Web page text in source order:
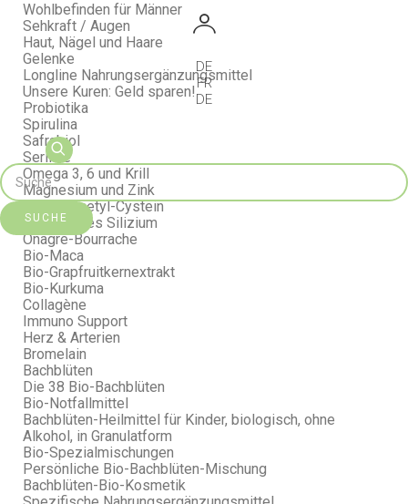
DE
FR
DE
SUCHE
Wohlbefinden für Männer
Sehkraft / Augen
Haut, Nägel und Haare
Gelenke
Longline Nahrungsergänzungsmittel
Unsere Kuren: Geld sparen!
Probiotika
Spirulina
Safrabiol
Seriline
Omega 3, 6 und Krill
Magnesium und Zink
NAC N-Acetyl-Cystein
Organisches Silizium
Onagre-Bourrache
Bio-Maca
Bio-Grapfruitkernextrakt
Bio-Kurkuma
Collagène
Immuno Support
Herz & Arterien
Bromelain
Bachblüten
Die 38 Bio-Bachblüten
Bio-Notfallmittel
Bachblüten-Heilmittel für Kinder, biologisch, ohne
Alkohol, in Granulatform
Bio-Spezialmischungen
Persönliche Bio-Bachblüten-Mischung
Bachblüten-Bio-Kosmetik